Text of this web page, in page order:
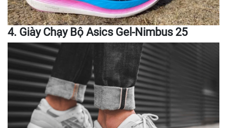
4. Giày Chạy Bộ Asics Gel-Nimbus 25